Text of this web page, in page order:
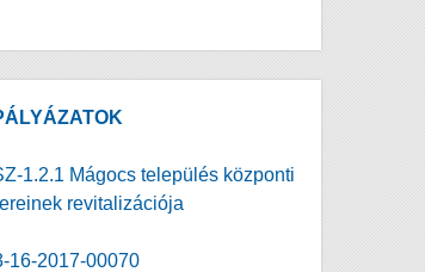
1.2.1 Mágocs település központi
revitalizációja
16-2017-00070